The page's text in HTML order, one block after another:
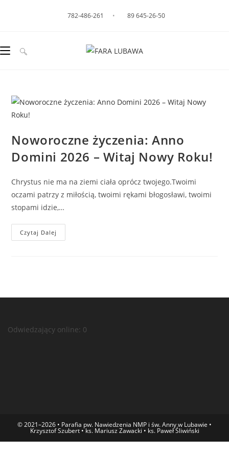
782-486-261 • 89 645-26-50
Noworoczne życzenia: Anno
Domini 2026 – Witaj Nowy Roku!
Chrystus nie ma na ziemi ciała oprócz twojego.Twoimi
oczami patrzy z miłością, twoimi rękami błogosławi, twoimi
stopami idzie,…
Czytaj Dalej
Odwiedzający online: 0
© 2021–2026 • Parafia pw. Nawiedzenia NMP i św. Anny w Lubawie •
Krzysztof Szubert • ks. Mariusz Zawacki • ks. Paweł Śliwiński